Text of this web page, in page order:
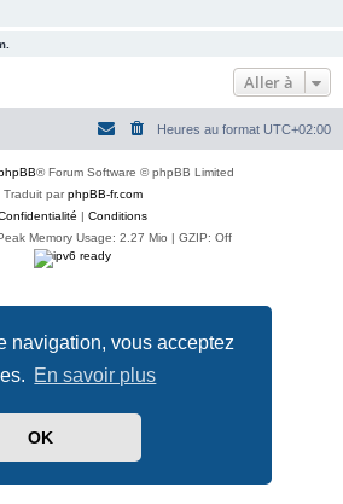
navigation, vous acceptez
En savoir plus
OK
Aller à
Heures au format UTC+02:00
® Forum Software © phpBB Limited
Traduit parphpBB-fr.com
| Conditions
Memory Usage: 2.27 Mio | GZIP: Off